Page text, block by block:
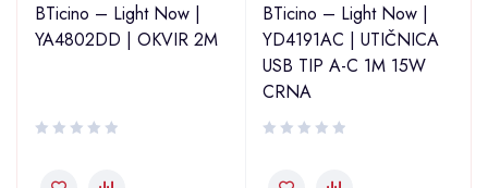
BTicino – Light Now |
YA4802DD | OKVIR 2M
BTicino – Light Now |
YD4191AC | UTIČNICA
USB TIP A-C 1M 15W
CRNA